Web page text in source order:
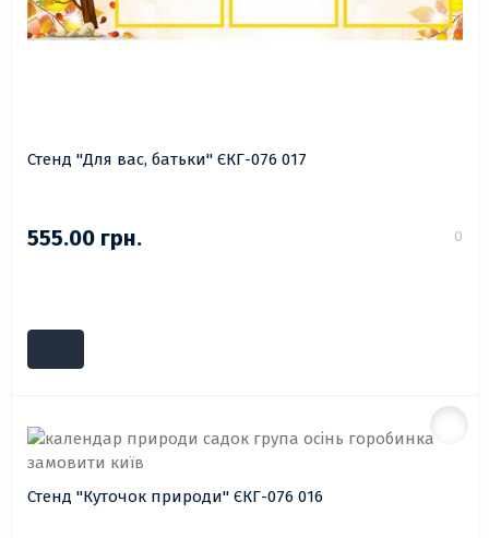
Стенд "Для вас, батьки" ЄКГ-076 017
555.00 грн. 0
Стенд "Куточок природи" ЄКГ-076 016